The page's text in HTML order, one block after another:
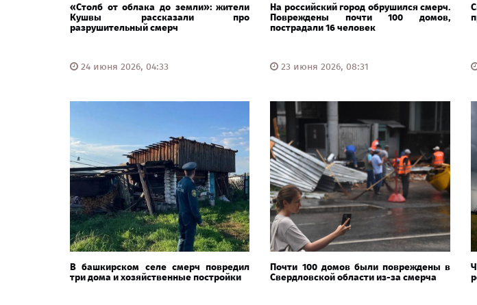
«Столб от облака до земли»: жители
Кушвы рассказали про
разрушительный смерч
24 июня 2026, 04:33
На российский город обрушился смерч.
Повреждены почти 100 домов,
пострадали 16 человек
23 июня 2026, 08:31
В башкирском селе смерч повредил
три дома и хозяйственные постройки
Почти 100 домов были повреждены в
Свердловской области из-за смерча